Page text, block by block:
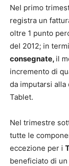
Nel primo
registra un
oltre 1 punto
del 2012; in
consegnate, il
incremento di
da imputarsi
Tablet.
Nel trimestre
tutte le
eccezione per i
beneficiato di